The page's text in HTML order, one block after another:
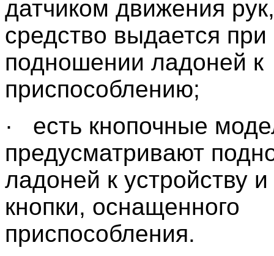
датчиком движения
средство выдается при
подношении ладоней к
приспособлению;
· есть кнопочные
предусматривают
ладоней к устройству
кнопки, оснащенного
приспособления.